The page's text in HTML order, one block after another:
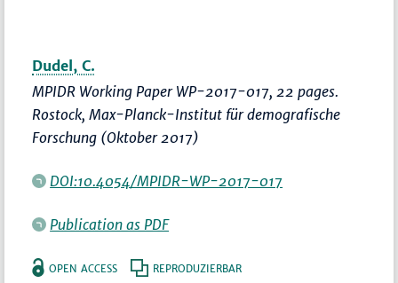
Dudel, C.
MPIDR Working Paper WP-2017-017, 22 pages.
Rostock, Max-Planck-Institut für demografische
Forschung (Oktober 2017)
DOI:10.4054/MPIDR-WP-2017-017
Publication as PDF
OPEN ACCESS REPRODUZIERBAR